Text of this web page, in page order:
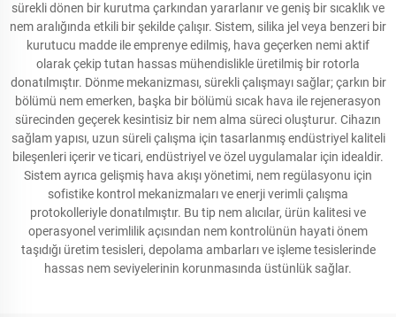
sürekli dönen bir kurutma çarkından yararlanır ve geniş bir sıcaklık ve
nem aralığında etkili bir şekilde çalışır. Sistem, silika jel veya benzeri bir
kurutucu madde ile emprenye edilmiş, hava geçerken nemi aktif
olarak çekip tutan hassas mühendislikle üretilmiş bir rotorla
donatılmıştır. Dönme mekanizması, sürekli çalışmayı sağlar; çarkın bir
bölümü nem emerken, başka bir bölümü sıcak hava ile rejenerasyon
sürecinden geçerek kesintisiz bir nem alma süreci oluşturur. Cihazın
sağlam yapısı, uzun süreli çalışma için tasarlanmış endüstriyel kaliteli
bileşenleri içerir ve ticari, endüstriyel ve özel uygulamalar için idealdir.
Sistem ayrıca gelişmiş hava akışı yönetimi, nem regülasyonu için
sofistike kontrol mekanizmaları ve enerji verimli çalışma
protokolleriyle donatılmıştır. Bu tip nem alıcılar, ürün kalitesi ve
operasyonel verimlilik açısından nem kontrolünün hayati önem
taşıdığı üretim tesisleri, depolama ambarları ve işleme tesislerinde
hassas nem seviyelerinin korunmasında üstünlük sağlar.